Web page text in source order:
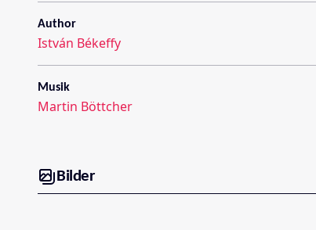
Author
István Békeffy
Musik
Martin Böttcher
Bilder